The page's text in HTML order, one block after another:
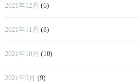
2021年12月 (6)
2021年11月 (8)
2021年10月 (10)
2021年9月 (9)